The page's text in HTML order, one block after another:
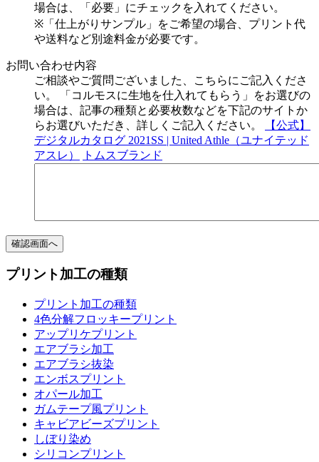
場合は、「必要」にチェックを入れてください。
※「仕上がりサンプル」をご希望の場合、プリント代
や送料など別途料金が必要です。
お問い合わせ内容
ご相談やご質問ございました、こちらにご記入くださ
い。
「コルモスに生地を仕入れてもらう」をお選びの
場合は、記事の種類と必要枚数などを下記のサイトか
らお選びいただき、詳しくご記入ください。
【公式】
デジタルカタログ 2021SS | United Athle（ユナイテッド
アスレ）
トムスブランド
プリント加工の種類
プリント加工の種類
4色分解フロッキープリント
アップリケプリント
エアブラシ加工
エアブラシ抜染
エンボスプリント
オパール加工
ガムテープ風プリント
キャビアビーズプリント
しぼり染め
シリコンプリント